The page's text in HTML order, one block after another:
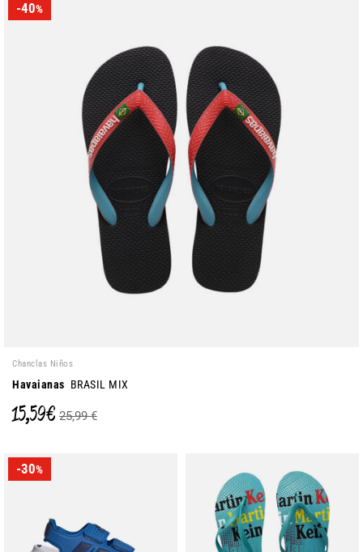
-40%
Chanclas Niños
Havaianas BRASIL MIX
15,59 € 25,99 €
-30%